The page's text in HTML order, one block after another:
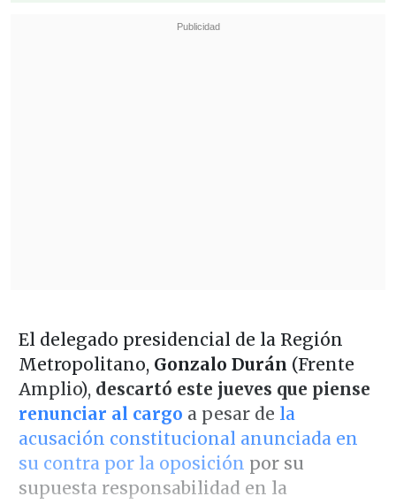
El delegado presidencial de la Región
Metropolitano, Gonzalo Durán (Frente
Amplio), descartó este jueves que piense
renunciar al cargo a pesar de la
acusación constitucional anunciada en
su contra por la oposición por su
supuesta responsabilidad en la